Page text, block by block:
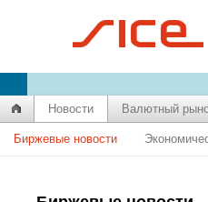
Новости Валютный
Биржевые новости